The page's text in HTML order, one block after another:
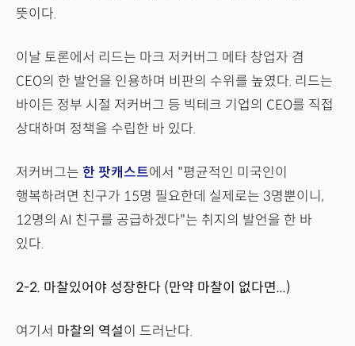
뜻이다.
이날 토론에서 리드는 마크 저커버그 메타 창업자 겸
CEO의 한 발언을 인용하며 비판의 수위를 높였다. 리드는
바이든 정부 시절 저커버그 등 빅테크 기업의 CEO를 직접
상대하며 정책을 수립한 바 있다.
저커버그는 한 팟캐스트에서 "평균적인 미국인이
행복하려면 친구가 15명 필요한데 실제로는 3명뿐이니,
12명의 AI 친구를 공급하겠다"는 취지의 발언을 한 바
있다.
2-2. 마찰있어야 성장한다 (만약 마찰이 없다면...)
여기서 마찰의 역설이 드러난다.